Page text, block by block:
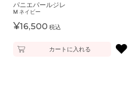
パニエパールジレ
M ネイビー
¥16,500 税込
カートに入れる ♥